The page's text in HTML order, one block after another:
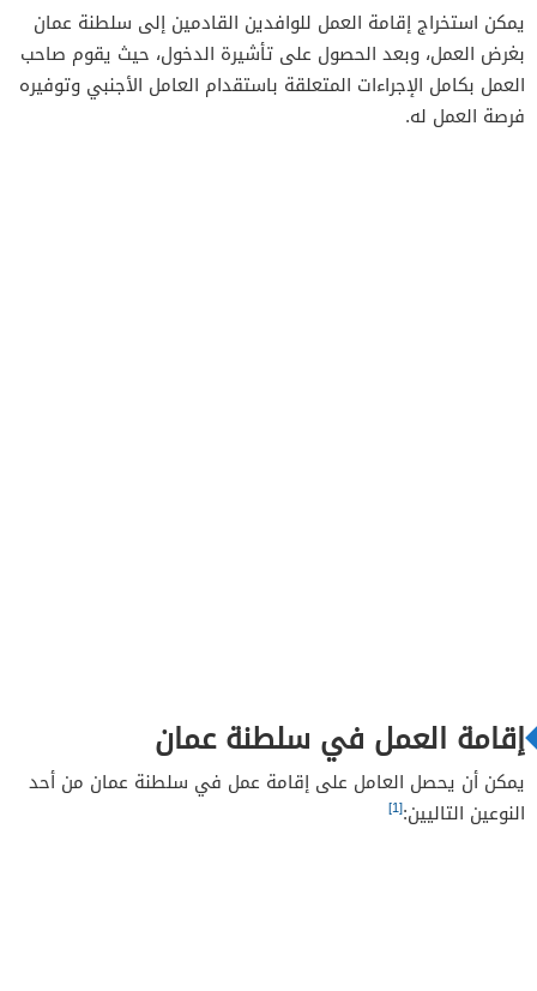
2
3
4
يمكن استخراج إقامة العمل للوافدين القادمين إلى سلطنة عمان
بغرض العمل، وبعد الحصول على تأشيرة الدخول، حيث يقوم صاحب
العمل بكامل الإجراءات المتعلقة باستقدام العامل الأجنبي وتوفيره
فرصة العمل له.
إقامة العمل في سلطنة عمان
يمكن أن يحصل العامل على إقامة عمل في سلطنة عمان من أحد
النوعين التاليين:[1]